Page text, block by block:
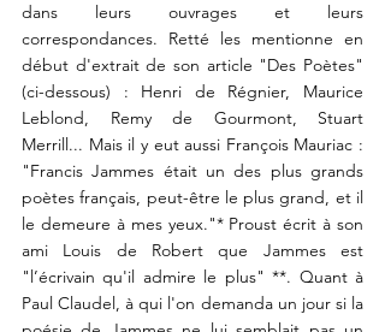
dans leurs ouvrages et leurs
correspondances. Retté les mentionne en
début d'extrait de son article "Des Poètes"
(ci-dessous) : Henri de Régnier, Maurice
Leblond, Remy de Gourmont, Stuart
Merrill... Mais il y eut aussi François Mauriac :
"Francis Jammes était un des plus grands
poètes français, peut-être le plus grand, et il
le demeure à mes yeux."* Proust écrit à son
ami Louis de Robert que Jammes est
"l’écrivain qu'il admire le plus" **. Quant à
Paul Claudel, à qui l'on demanda un jour si la